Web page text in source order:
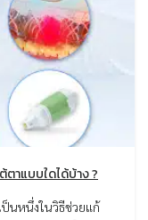
ตาแบบใดได้บ้าง ?
ป็นหนึ่งในวิธีช่วยแก้